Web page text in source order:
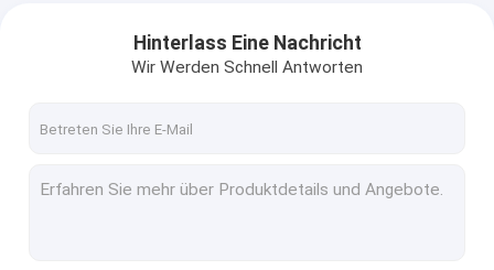
Kettenhebel-Hebemaschine
Manuelle Kabel-Abziehvorrichtung
Hinterlass Eine Nachricht
Wir Werden Schnell Antworten